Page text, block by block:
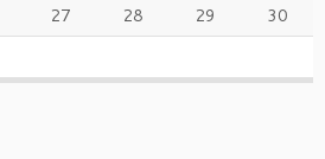
27 28 29
30